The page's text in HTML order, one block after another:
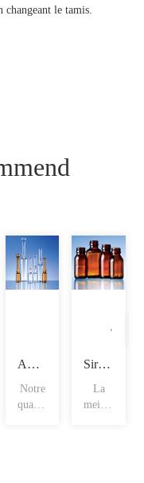
changeant le tamis.
Ampoules en forme d'entonnoir
Notre
qualité
Sirop avec marque de remplissage
La
meilleure